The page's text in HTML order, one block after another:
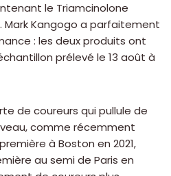
le Triamcinolone
Kangogo a parfaitement
: les deux produits ont
prélevé le 13 août à
de coureurs qui pullule de
comme récemment
à Boston en 2021,
au semi de Paris en